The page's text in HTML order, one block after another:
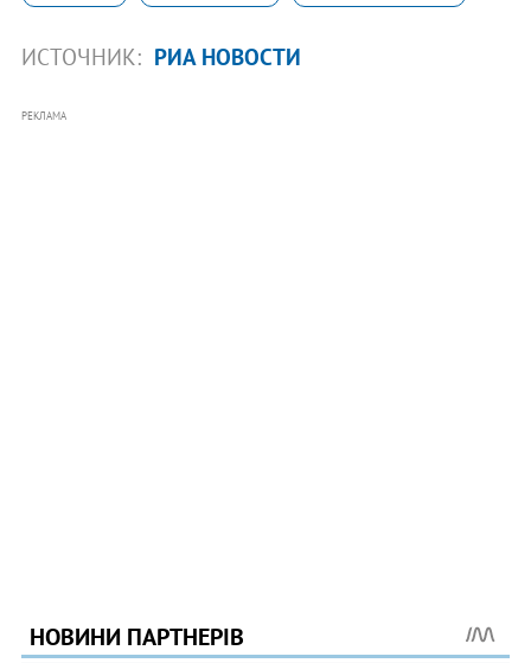
ИСТОЧНИК: РИА НОВОСТИ
РЕКЛАМА